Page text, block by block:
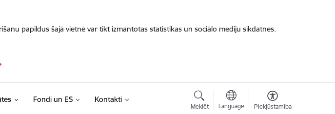
papildus šajā vietnē var tikt izmantotas statistikas un sociālo mediju sīkdatnes.
Fondi un ES Kontakti
Meklēt Language Piekļūstamība